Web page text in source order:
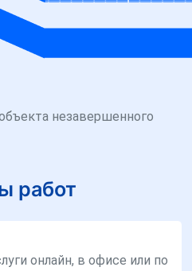
незавершенного
работ
онлайн, в офисе или по